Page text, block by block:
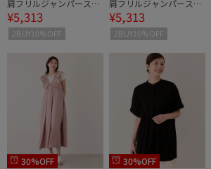
肩フリルジャンパースカ
ート
¥5,313
2BUY10%OFF
肩フリルジャンパースカ
ート
¥5,313
2BUY10%OFF
30%OFF
30%OFF